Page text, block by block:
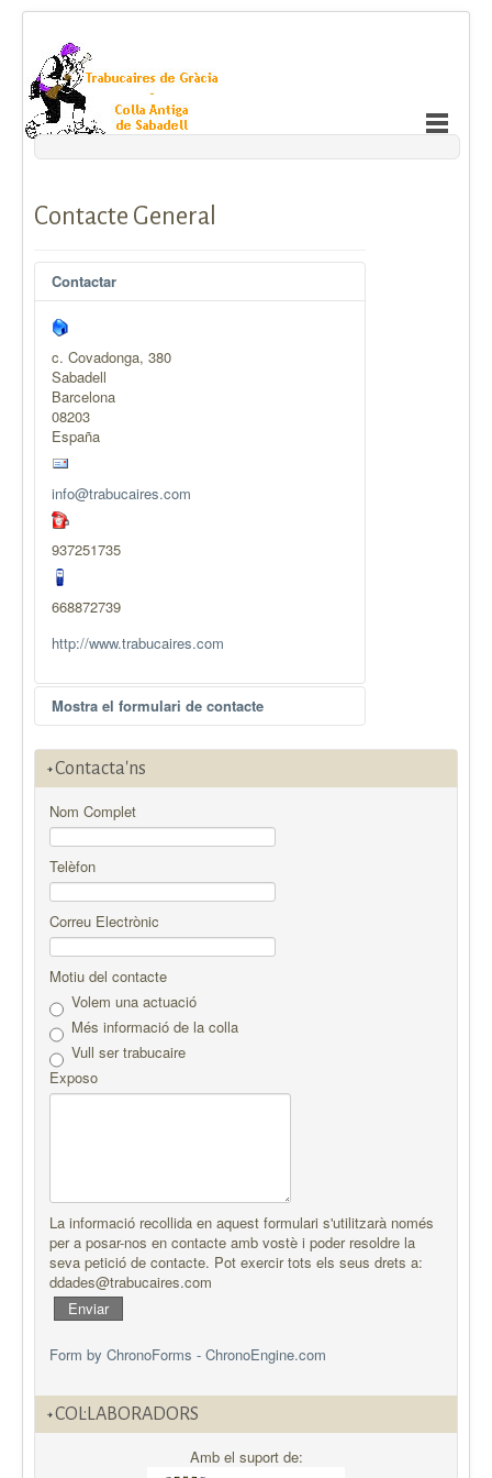
Contacte General
Contactar
c. Covadonga, 380
Sabadell
Barcelona
08203
España
info@trabucaires.com
937251735
668872739
http://www.trabucaires.com
Mostra el formulari de contacte
Enviar un correu electrònic
Nom*
Correu electrònic*
Assumpte*
Enviar-te una còpia a tu mateix
Contacta'ns
Nom Complet
Telèfon
Correu Electrònic
Motiu del contacte
Volem una actuació
Més informació de la colla
Vull ser trabucaire
Exposo
La informació recollida en aquest formulari s'utilitzarà només
per a posar-nos en contacte amb vostè i poder resoldre la
seva petició de contacte. Pot exercir tots els seus drets a:
ddades@trabucaires.com
Enviar
Form by ChronoForms - ChronoEngine.com
COL·LABORADORS
Amb el suport de: